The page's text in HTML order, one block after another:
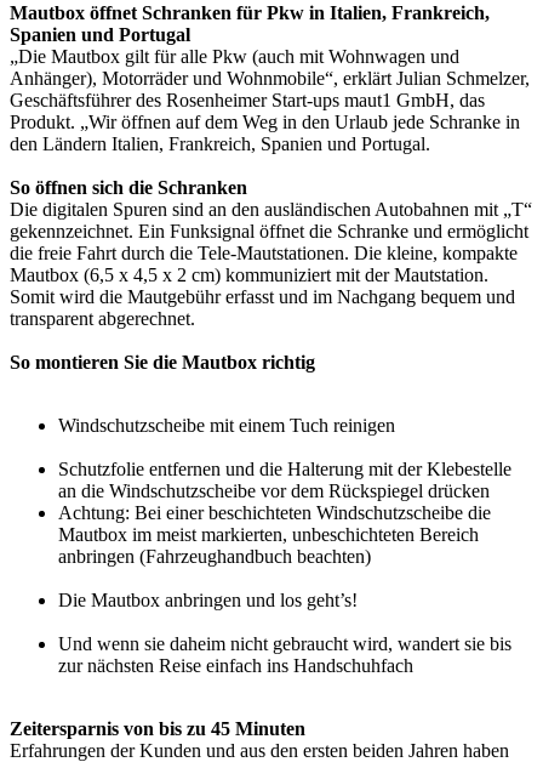
Mautbox öffnet Schranken für Pkw in Italien, Frankreich,
Spanien und Portugal
„Die Mautbox gilt für alle Pkw (auch mit Wohnwagen und
Anhänger), Motorräder und Wohnmobile“, erklärt Julian Schmelzer,
Geschäftsführer des Rosenheimer Start-ups maut1 GmbH, das
Produkt. „Wir öffnen auf dem Weg in den Urlaub jede Schranke in
den Ländern Italien, Frankreich, Spanien und Portugal.
So öffnen sich die Schranken
Die digitalen Spuren sind an den ausländischen Autobahnen mit „T“
gekennzeichnet. Ein Funksignal öffnet die Schranke und ermöglicht
die freie Fahrt durch die Tele-Mautstationen. Die kleine, kompakte
Mautbox (6,5 x 4,5 x 2 cm) kommuniziert mit der Mautstation.
Somit wird die Mautgebühr erfasst und im Nachgang bequem und
transparent abgerechnet.
So montieren Sie die Mautbox richtig
Windschutzscheibe mit einem Tuch reinigen
Schutzfolie entfernen und die Halterung mit der Klebestelle
an die Windschutzscheibe vor dem Rückspiegel drücken
Achtung: Bei einer beschichteten Windschutzscheibe die
Mautbox im meist markierten, unbeschichteten Bereich
anbringen (Fahrzeughandbuch beachten)
Die Mautbox anbringen und los geht’s!
Und wenn sie daheim nicht gebraucht wird, wandert sie bis
zur nächsten Reise einfach ins Handschuhfach
Zeitersparnis von bis zu 45 Minuten
Erfahrungen der Kunden und aus den ersten beiden Jahren haben